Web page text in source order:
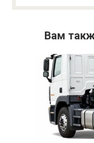
Вам